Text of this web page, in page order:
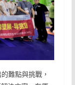
難點與挑戰，